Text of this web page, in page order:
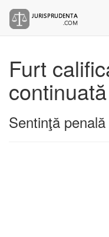
Furt
continuată
Sentinţă